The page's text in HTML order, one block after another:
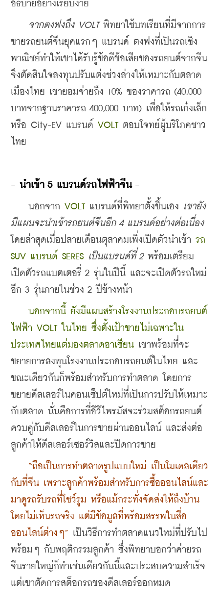
อธิบายอย่างเรียบง่าย
จากตงฟงถึง VOLT พิทยาใช้บทเรียนที่มีจากการ
ขายรถยนต์จีนยุคแรกๆ แบรนด์ ตงฟงที่เป็นรถเชิง
พาณิชย์ทำให้เขาได้รับรู้ข้อดีข้อเสียของรถยนต์จากจีน
จึงตัดสินใจลงทุนปรับแต่งช่วงล่างให้เหมาะกับตลาด
เมืองไทย เขายอมจ่ายถึง 10% ของราคารถ (40,000
บาทจากฐานราคารถ 400,000 บาท) เพื่อให้รถเก๋งเล็ก
หรือ City-EV แบรนด์ VOLT ตอบโจทย์ผู้บริโภคชาว
ไทย
- นำเข้า 5 แบรนด์รถไฟฟ้าจีน -
นอกจาก VOLT แบรนด์ที่พิทยาตั้งขึ้นเอง
เขายัง
มีแผนจะนำเข้ารถยนต์จีนอีก 4 แบรนด์อย่างต่อเนื่อง
โดยล่าสุดเมื่อปลายเดือนตุลาคมเพิ่งเปิดตัวนำเข้า รถ
SUV แบรนด์ SERES เป็นแบรนด์ที่ 2 พร้อมเตรียม
เปิดตัวรถแบตเตอรี่ 2 รุ่นในปีนี้ และจะเปิดตัวรถใหม่
อีก 3 รุ่นภายในช่วง 2 ปีข้างหน้า
นอกจากนี้ ยังมีแผนสร้างโรงงานประกอบรถยนต์
ไฟฟ้า VOLT ในไทย ซึ่งตั้งเป้าขายไม่เฉพาะใน
ประเทศไทยแต่มองตลาดอาเซียน เขาพร้อมที่จะ
ขยายการลงทุนโรงงานประกอบรถยนต์ในไทย และ
ขณะเดียวกันก็พร้อมสำหรับการทำตลาด โดยการ
ขยายดีลเลอร์ในคอนเซ็ปต์ใหม่ที่เป็นการปรับให้เหมาะ
กับตลาด นั่นคือการที่อีวีไพรมัสจะร่วมสต็อกรถยนต์
ควบคู่กับดีลเลอร์ในการขายผ่านออนไลน์ และส่งต่อ
ลูกค้าให้ดีลเลอร์เซอร์วิสและปิดการขาย
“ถือเป็นการทำตลาดรูปแบบใหม่ เป็นโมเดลเดียว
กับที่จีน เพราะลูกค้าพร้อมสำหรับการซื้อออนไลน์และ
มาดูรถรับรถที่โชว์รูม หรือแม้กระทั่งจัดส่งให้ถึงบ้าน
โดยไม่เห็นรถจริง แต่มีข้อมูลที่พร้อมสรรพในสื่อ
ออนไลน์ต่างๆ” เป็นวิธีการทำตลาดแนวใหม่ที่ปรับไป
พร้อมๆ กับพฤติกรรมลูกค้า ซึ่งพิทยาบอกว่าค่ายรถ
จีนรายใหญ่ก็ทำเช่นเดียวกันนี้และประสบความสำเร็จ
แต่เขาตัดการสต็อกรถของดีลเลอร์ออกหมด